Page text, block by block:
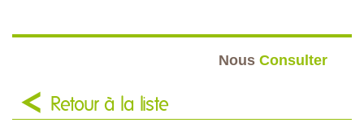
Nous Consulter
Retour à la liste